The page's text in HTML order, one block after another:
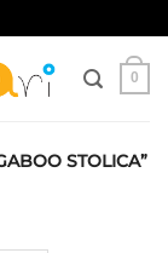
0
STOLICA”